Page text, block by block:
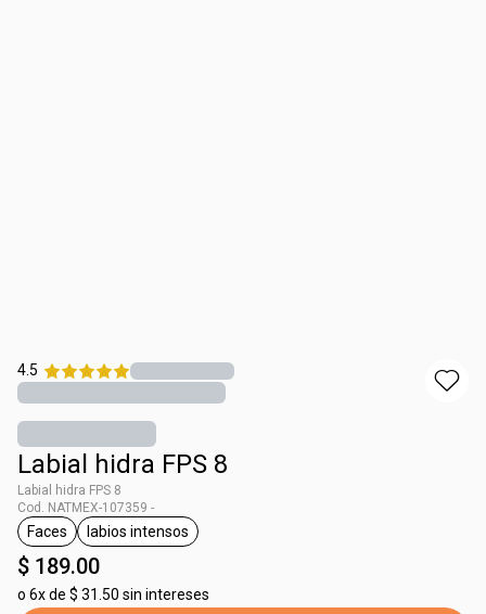
4.5
Labial hidra FPS 8
Labial hidra FPS 8
Cod. NATMEX-107359 -
etiqueta Faces
Faces
etiqueta labios intensos
labios intensos
$ 189.00
o 6x de $ 31.50 sin intereses